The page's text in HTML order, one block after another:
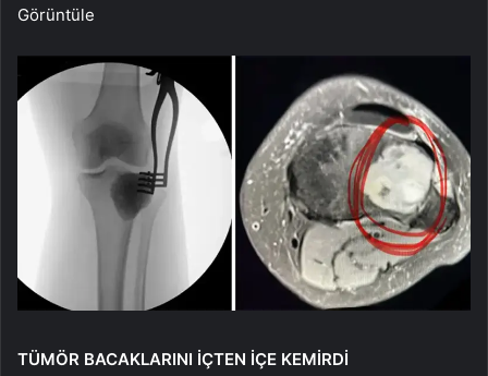
Görüntüle
TÜMÖR BACAKLARINI İÇTEN İÇE KEMİRDİ